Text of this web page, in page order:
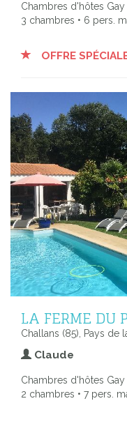
Chambres d'hôtes
3 chambres • 6 pers.
OFFRE
LA FERME DU
Challans (85), Pays de
Claude
Chambres d'hôtes
2 chambres • 7 pers.